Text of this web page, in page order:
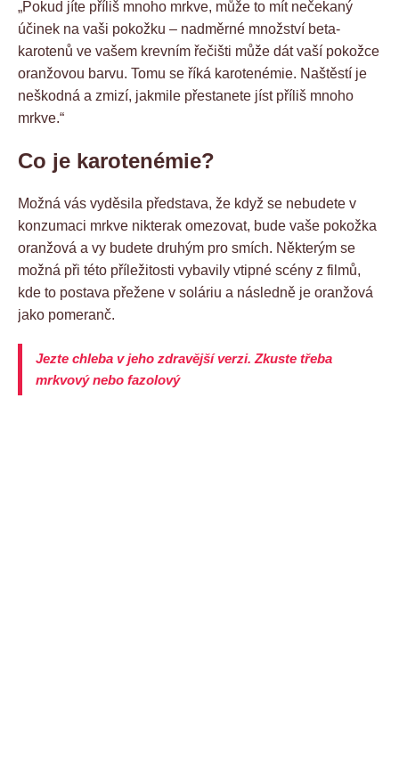
„Pokud jíte příliš mnoho mrkve, může to mít nečekaný
účinek na vaši pokožku – nadměrné množství beta-
karotenů ve vašem krevním řečišti může dát vaší pokožce
oranžovou barvu. Tomu se říká karotenémie. Naštěstí je
neškodná a zmizí, jakmile přestanete jíst příliš mnoho
mrkve.“
Co je karotenémie?
Možná vás vyděsila představa, že když se nebudete v
konzumaci mrkve nikterak omezovat, bude vaše pokožka
oranžová a vy budete druhým pro smích. Některým se
možná při této příležitosti vybavily vtipné scény z filmů,
kde to postava přežene v soláriu a následně je oranžová
jako pomeranč.
Jezte chleba v jeho zdravější verzi. Zkuste třeba
mrkvový nebo fazolový